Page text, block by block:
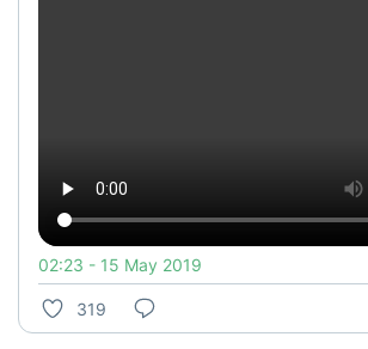
02:23 - 15 May 2019
319